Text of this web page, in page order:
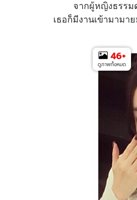
จากผู้หญิงธรรม
เธอก็มีงานเข้ามามา
46+
ดูภาพทั้งหมด